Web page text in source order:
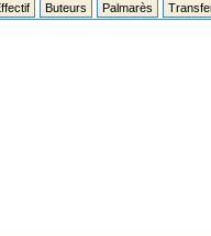
Buteurs Palmarès